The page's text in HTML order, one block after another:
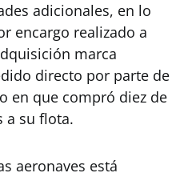
adicionales, en lo
encargo realizado a
marca
directo por parte de
en que compró diez de
a su flota.
aeronaves está